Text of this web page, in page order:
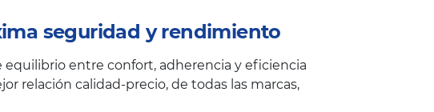
seguridad y rendimiento
equilibrio entre confort, adherencia y eficiencia
relación calidad-precio, de todas las marcas,